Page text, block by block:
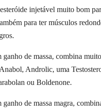
injetável muito bom
para ter músculos
ganho de massa, combina
Androlic, uma
ou Boldenone.
ganho de massa magra,